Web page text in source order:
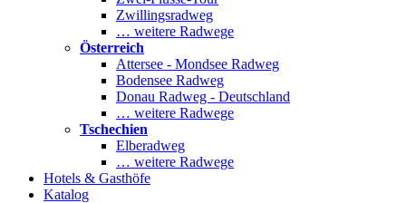
Zwillingsradweg
… weitere Radwege
Österreich
Attersee - Mondsee Radweg
Bodensee Radweg
Donau Radweg - Deutschland
… weitere Radwege
Tschechien
Elberadweg
… weitere Radwege
Hotels & Gasthöfe
Katalog